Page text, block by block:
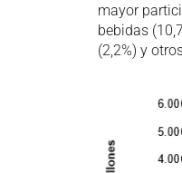
mayor
bebidas
(2,2%) y